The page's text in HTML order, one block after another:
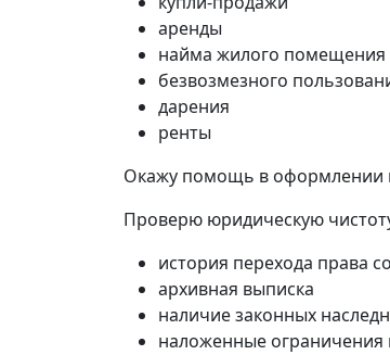
аренды
найма жилого помещения
безвозмезного
дарения
ренты
Окажу помощь в оформлении
Проверю юридическую
история перехода права
архивная выписка
наличие законных
наложенные